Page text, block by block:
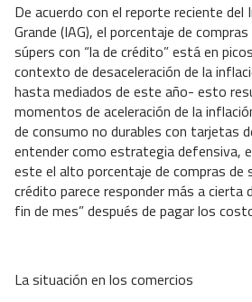
De acuerdo con el reporte reciente
Grande (IAG), el porcentaje de
súpers con “la de crédito” está en
contexto de desaceleración de la
hasta mediados de este año- esto
momentos de aceleración de la
de consumo no durables con tarjetas
entender como estrategia defensiva,
este el alto porcentaje de compras de
crédito parece responder más a cierta
fin de mes” después de pagar los
La situación en los comercios